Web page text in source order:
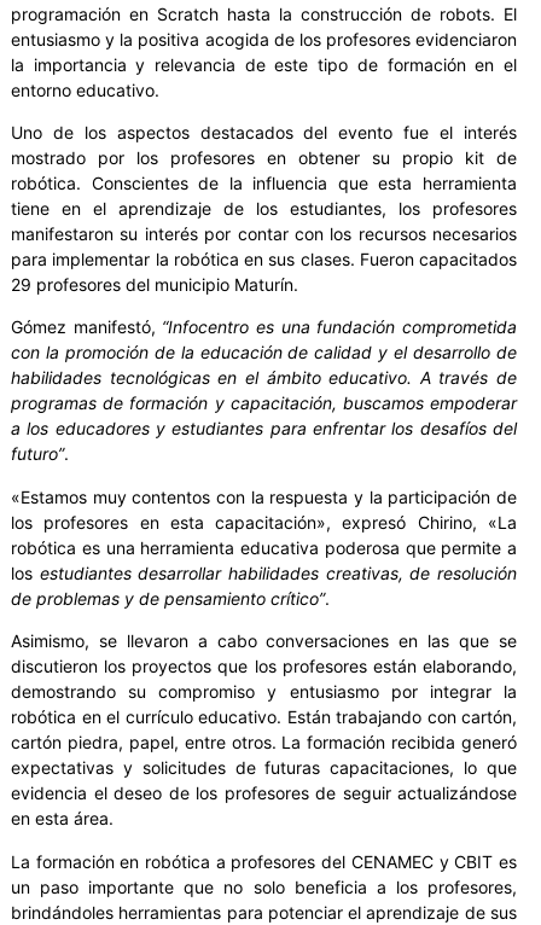
programación en Scratch hasta la construcción de robots. El
entusiasmo y la positiva acogida de los profesores evidenciaron
la importancia y relevancia de este tipo de formación en el
entorno educativo.
Uno de los aspectos destacados del evento fue el interés
mostrado por los profesores en obtener su propio kit de
robótica. Conscientes de la influencia que esta herramienta
tiene en el aprendizaje de los estudiantes, los profesores
manifestaron su interés por contar con los recursos necesarios
para implementar la robótica en sus clases. Fueron capacitados
29 profesores del municipio Maturín.
Gómez manifestó, “Infocentro es una fundación comprometida
con la promoción de la educación de calidad y el desarrollo de
habilidades tecnológicas en el ámbito educativo. A través de
programas de formación y capacitación, buscamos empoderar
a los educadores y estudiantes para enfrentar los desafíos del
futuro”.
«Estamos muy contentos con la respuesta y la participación de
los profesores en esta capacitación», expresó Chirino, «La
robótica es una herramienta educativa poderosa que permite a
los estudiantes desarrollar habilidades creativas, de resolución
de problemas y de pensamiento crítico”.
Asimismo, se llevaron a cabo conversaciones en las que se
discutieron los proyectos que los profesores están elaborando,
demostrando su compromiso y entusiasmo por integrar la
robótica en el currículo educativo. Están trabajando con cartón,
cartón piedra, papel, entre otros. La formación recibida generó
expectativas y solicitudes de futuras capacitaciones, lo que
evidencia el deseo de los profesores de seguir actualizándose
en esta área.
La formación en robótica a profesores del CENAMEC y CBIT es
un paso importante que no solo beneficia a los profesores,
brindándoles herramientas para potenciar el aprendizaje de sus